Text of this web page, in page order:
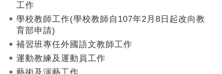
機
申
請
表
工作
學校教師工作(學校教師自107年2月8日起改向教
育部申請)
補習班專任外國語文教師工作
運動教練及運動員工作